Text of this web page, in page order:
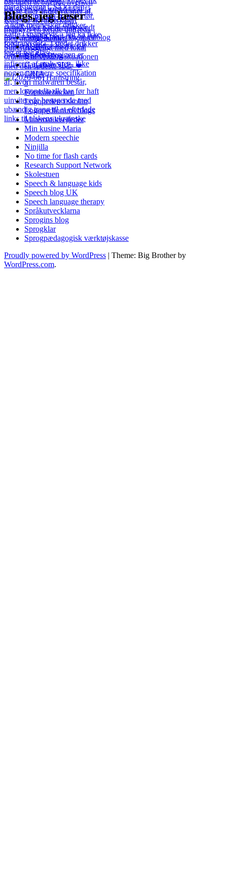
Blogs, jeg læser
Anne-Maries logopædblog
ASHA
BishopBlog
Canadian SLP
CIHA
ə
Förskoleburken
Logopeden i skolan
Logopedforums blogs
Matematikvejleder
Min kusine Maria
Modern speechie
Ninjilla
No time for flash cards
Research Support Network
Skolestuen
Speech & language kids
Speech blog UK
Speech language therapy
Språkutvecklarna
Sprogins blog
Sprogklar
Sprogpædagogisk værktøjskasse
Proudly powered by WordPress | Theme: Big Brother by
WordPress.com.